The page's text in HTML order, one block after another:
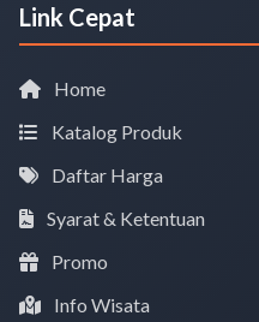
Link Cepat
Home
Katalog Produk
Daftar Harga
Syarat & Ketentuan
Promo
Info Wisata